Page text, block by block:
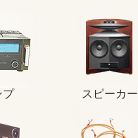
プ スピーカー